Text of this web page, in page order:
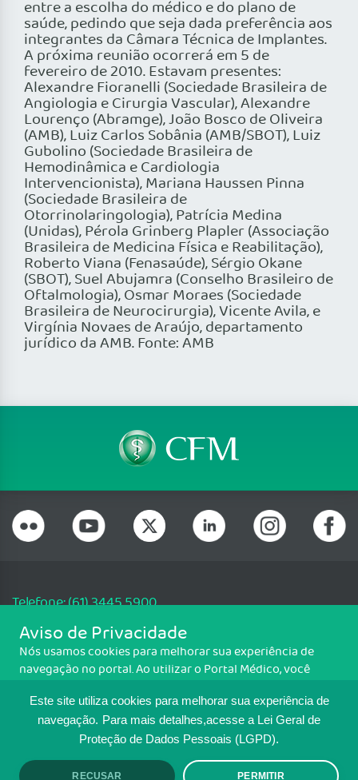
Este site utiliza cookies para melhorar sua experiência de
navegação. Para mais detalhes,acesse a Lei Geral de
Proteção de Dados Pessoais (LGPD).
RECUSAR PERMITIR
entre a escolha do médico e do plano de
saúde, pedindo que seja dada preferência aos
integrantes da Câmara Técnica de Implantes.
A próxima reunião ocorrerá em 5 de
fevereiro de 2010. Estavam presentes:
Alexandre Fioranelli (Sociedade Brasileira de
Angiologia e Cirurgia Vascular), Alexandre
Lourenço (Abramge), João Bosco de Oliveira
(AMB), Luiz Carlos Sobânia (AMB/SBOT), Luiz
Gubolino (Sociedade Brasileira de
Hemodinâmica e Cardiologia
Intervencionista), Mariana Haussen Pinna
(Sociedade Brasileira de
Otorrinolaringologia), Patrícia Medina
(Unidas), Pérola Grinberg Plapler (Associação
Brasileira de Medicina Física e Reabilitação),
Roberto Viana (Fenasaúde), Sérgio Okane
(SBOT), Suel Abujamra (Conselho Brasileiro de
Oftalmologia), Osmar Moraes (Sociedade
Brasileira de Neurocirurgia), Vicente Avila, e
Virgínia Novaes de Araújo, departamento
jurídico da AMB. Fonte: AMB
Telefone: (61) 3445 5900
Email: cfm@portalmedico.org.br
SGAS 616, Conjunto D, Lote 115, L2 Sul, Brasília/DF - CEP: 70200-760 -
CNPJ: 33.583.550/0001-30
MAPA DO SITE
TRANSPARÊNCIA E PRESTAÇÃO DE
Aviso de Privacidade
Nós usamos cookies para melhorar sua experiência de
navegação no portal. Ao utilizar o Portal Médico, você
Para ter mais informações sobre como isso é feito, acesse
Política de cookies. Se você concorda, clique em ACEITO.